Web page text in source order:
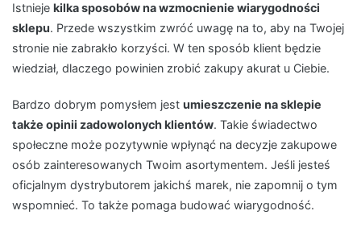
Istnieje kilka sposobów na wzmocnienie wiarygodności
sklepu. Przede wszystkim zwróć uwagę na to, aby na Twojej
stronie nie zabrakło korzyści. W ten sposób klient będzie
wiedział, dlaczego powinien zrobić zakupy akurat u Ciebie.
Bardzo dobrym pomysłem jest umieszczenie na sklepie
także opinii zadowolonych klientów. Takie świadectwo
społeczne może pozytywnie wpłynąć na decyzje zakupowe
osób zainteresowanych Twoim asortymentem. Jeśli jesteś
oficjalnym dystrybutorem jakichś marek, nie zapomnij o tym
wspomnieć. To także pomaga budować wiarygodność.